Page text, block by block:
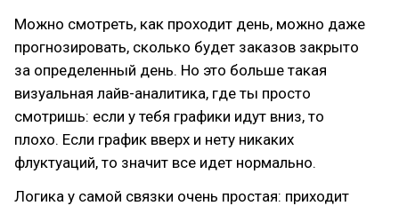
Можно смотреть, как проходит день, можно даже
прогнозировать, сколько будет заказов закрыто
за определенный день. Но это больше такая
визуальная лайв-аналитика, где ты просто
смотришь: если у тебя графики идут вниз, то
плохо. Если график вверх и нету никаких
флуктуаций, то значит все идет нормально.
Логика у самой связки очень простая: приходит